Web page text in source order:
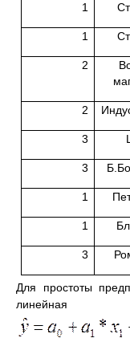
1
1
2
2
3
3
1
1
3
Для простоты